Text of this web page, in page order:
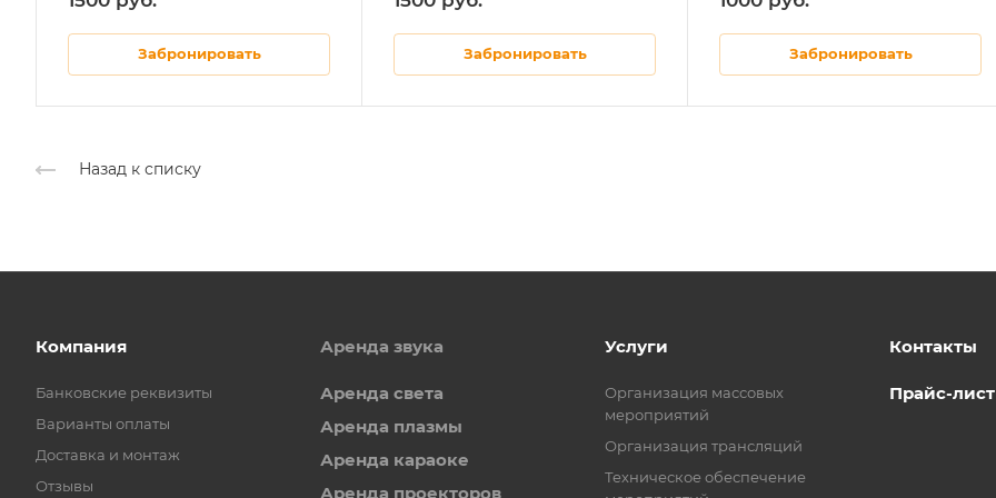
Забронировать Забронировать Забронировать
Назад к списку
Компания
Банковские реквизиты
Варианты оплаты
Доставка и монтаж
Отзывы
Аренда звука
Аренда света
Аренда плазмы
Аренда караоке
Аренда проекторов
Услуги
Организация массовых
мероприятий
Организация трансляций
Техническое обеспечение
Контакты
Прайс-лист